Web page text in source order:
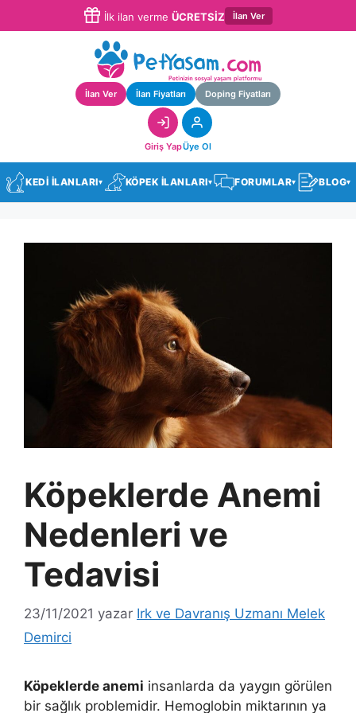
İlk ilan verme ÜCRETSİZ İlan Ver
İlan Ver İlan Fiyatları Doping Fiyatları
Giriş YapÜye Ol
KEDİ İLANLARI▾ KÖPEK İLANLARI▾ FORUMLAR▾ BLOG▾
Köpeklerde Anemi
Nedenleri ve
Tedavisi
23/11/2021 yazar Irk ve Davranış Uzmanı Melek
Demirci
Köpeklerde anemi insanlarda da yaygın görülen
bir sağlık problemidir. Hemoglobin miktarının ya